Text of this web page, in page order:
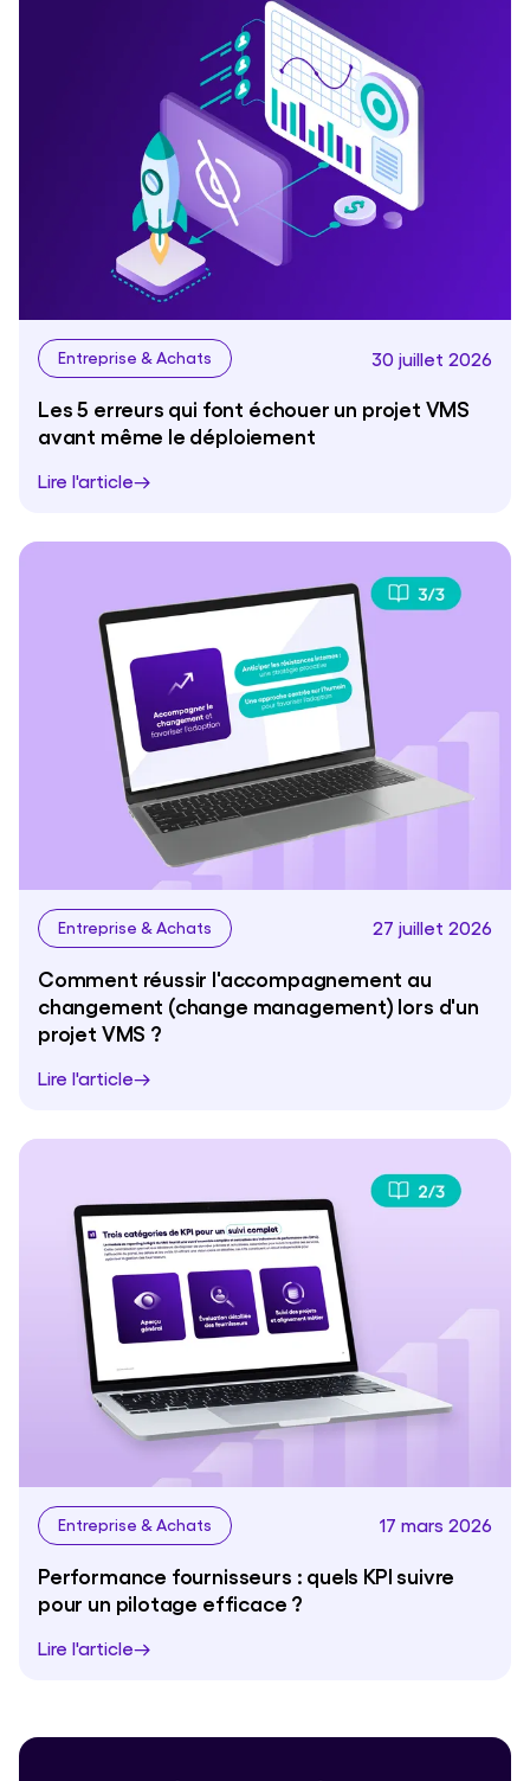
Entreprise & Achats 30 juillet 2026
Les 5 erreurs qui font échouer un projet VMS
avant même le déploiement
Lire l'article
Entreprise & Achats 27 juillet 2026
Comment réussir l'accompagnement au
changement (change management) lors d'un
projet VMS ?
Lire l'article
Entreprise & Achats 17 mars 2026
Performance fournisseurs : quels KPI suivre
pour un pilotage efficace ?
Lire l'article